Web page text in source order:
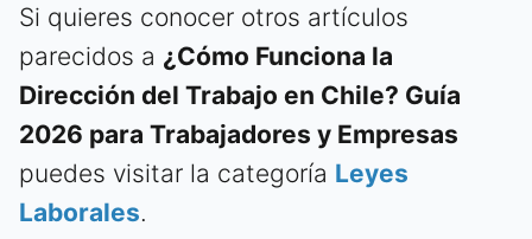
Si quieres conocer otros artículos
parecidos a ¿Cómo Funciona la
Dirección del Trabajo en Chile? Guía
2026 para Trabajadores y Empresas
puedes visitar la categoría Leyes
Laborales.